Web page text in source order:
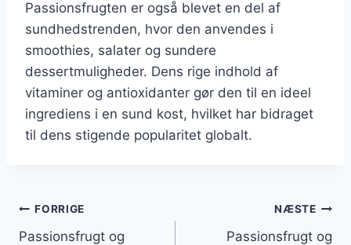
Passionsfrugten er også blevet en del af
sundhedstrenden, hvor den anvendes i
smoothies, salater og sundere
dessertmuligheder. Dens rige indhold af
vitaminer og antioxidanter gør den til en ideel
ingrediens i en sund kost, hvilket har bidraget
til dens stigende popularitet globalt.
Indlægsnavigation
FORRIGE
Passionsfrugt og
NÆSTE
Passionsfrugt og